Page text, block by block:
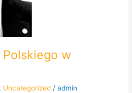
w
Uncategorized /admin